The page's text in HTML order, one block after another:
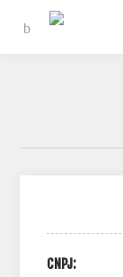
CNPJ: